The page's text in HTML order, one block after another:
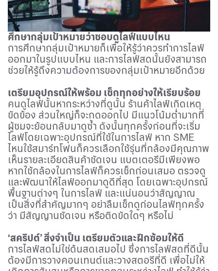
ศึกษากลุ่มเป้าหมายว่าชอบดูไลฟ์แบบไหน
การศึกษากลุ่มเป้าหมายก็เพื่อให้รู้ว่าควรทำการไลฟ์
ออกมาในรูปแบบไหน และการไลฟ์สดนั้นยังสามารถ
ช่วยให้รู้ถึงความต้องการของกลุ่มเป้าหมายอีกด้วย
เตรียมอุปกรณ์ให้พร้อม เช็กทุกอย่างให้เรียบร้อย
คนดูไลฟ์นั้นหากระหว่างที่ดูนั้น ร้านค้าไลฟ์เกิดเหตุ
ขัดข้อง ส่วนใหญ่ก็จะกดออกไป มีแนวโน้มต่ำมากที่
ผู้ชมจะย้อนกลับมาดูซ้ำ ดังนั้นทุกครั้งก่อนที่จะเริ่ม
ไลฟ์โดยเฉพาะอุปกรณ์ที่ใช้ในการไลฟ์ หาก SME
ไหนใช้สมาร์ทโฟนก็ควรเลือกใช้รุ่นที่กล้องมีคุณภาพ
เห็นรายละเอียดสินค้าชัดเจน แบตเตอรีมีเพียงพอ
หากใช้กล้องในการไลฟ์ก็ควรเช็กก่อนเสมอ ตรวจดู
และพัฒนาให้ไลฟ์ออกมาดูดีที่สุด โดยเฉพาะอุปกรณ์
พื้นฐานต่างๆ ในการไลฟ์ และแน่นอนว่าสัญญาณ
เป็นสิ่งที่สำคัญมากๆ อย่าลืมเช็กดูก่อนไลฟ์ทุกครั้ง
ว่า มีสัญญานชัดเจน หรือติดขัดใดๆ หรือไม่
‘สคริปต์’สิ่งจำเป็น เตรียมตัวและฝึกซ้อมให้ดี
การไลฟ์สดไม่ใช่ด้นสดเสมอไป ซึ่งการไลฟ์สดที่ดีนั้น
ต้องมีการวางคอนเทนต์และวางสตอรีที่ดี เพื่อไม่ให้